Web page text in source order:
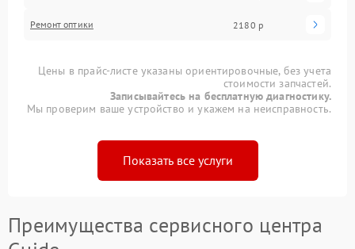
Ремонт оптики 2180 р
Цены в прайс-листе указаны ориентировочные, без учета
стоимости запчастей.
Записывайтесь на бесплатную диагностику.
Мы проверим ваше устройство и укажем на неисправность.
Показать все услуги
Преимущества сервисного центра